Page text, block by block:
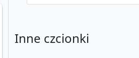
Inne czcionki